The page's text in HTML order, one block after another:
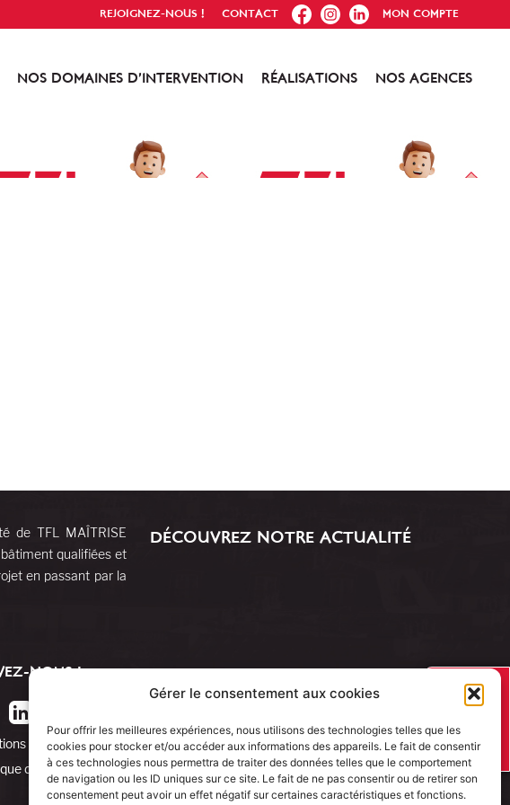
Gérer le consentement aux cookies
Pour offrir les meilleures expériences, nous utilisons des technologies telles que les
cookies pour stocker et/ou accéder aux informations des appareils. Le fait de consentir
à ces technologies nous permettra de traiter des données telles que le comportement
de navigation ou les ID uniques sur ce site. Le fait de ne pas consentir ou de retirer son
consentement peut avoir un effet négatif sur certaines caractéristiques et fonctions.
REJOIGNEZ-NOUS ! CONTACT FB IG IN MON COMPTE
NOS DOMAINES D’INTERVENTION RÉALISATIONS NOS AGENCES
de TFL MAÎTRISE
qualifiées et
en passant par la
NOUS !
légales
de cookies
DÉCOUVREZ NOTRE ACTUALITÉ
J’AI UN
PROJET